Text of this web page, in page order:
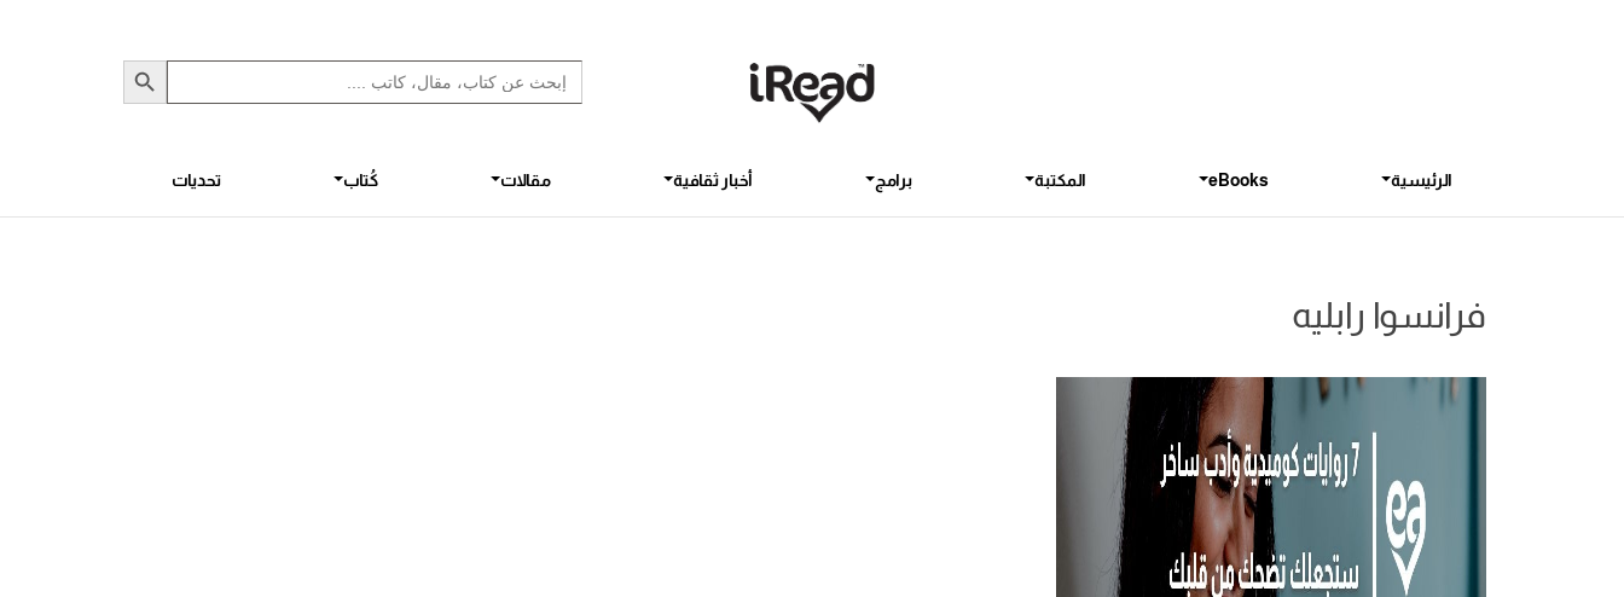
Search
for:
Search Button
الرئيسية eBooks المكتبة برامج أخبار ثقافية مقالات كُتاب تحديات
فرانسوا رابليه